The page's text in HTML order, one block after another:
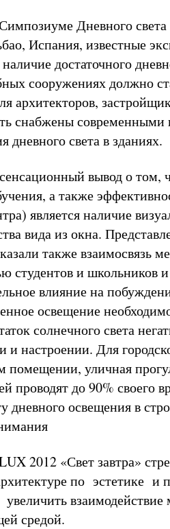
Дневного
Испания, известные
достаточного
сооружениях должно
архитекторов,
снабжены современными
дневного света в зданиях.
вывод о том,
а также
является наличие
вида из окна.
также взаимосвязь
студентов и школьников
влияние на
освещение
солнечного света
и настроении. Для
помещении, уличная
проводят до 90% своего
дневного освещения в
2012 «Свет завтра»
по эстетике и
средой.